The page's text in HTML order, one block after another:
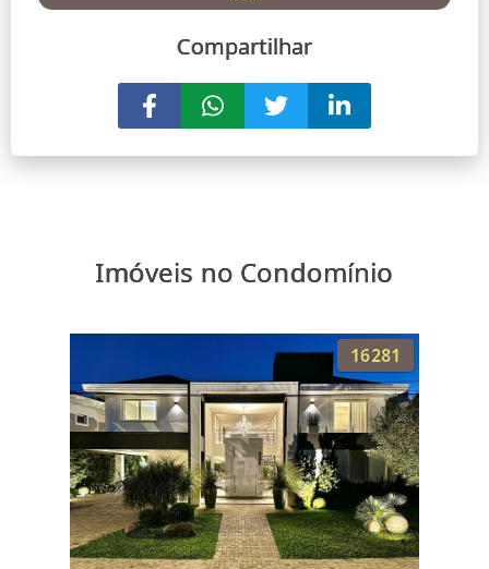
Compartilhar
Imóveis no Condomínio
16281